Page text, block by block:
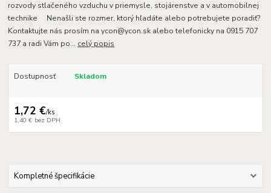
rozvody stlačeného vzduchu v priemysle, stojárenstve a v automobilnej
technike Nenašli ste rozmer, ktorý hľadáte alebo potrebujete poradiť?
Kontaktujte nás prosím na ycon@ycon.sk alebo telefonicky na 0915 707
737 a radi Vám po... celý popis
Dostupnosť Skladom
1,72 €/ks
1,40 € bez DPH
Kompletné špecifikácie